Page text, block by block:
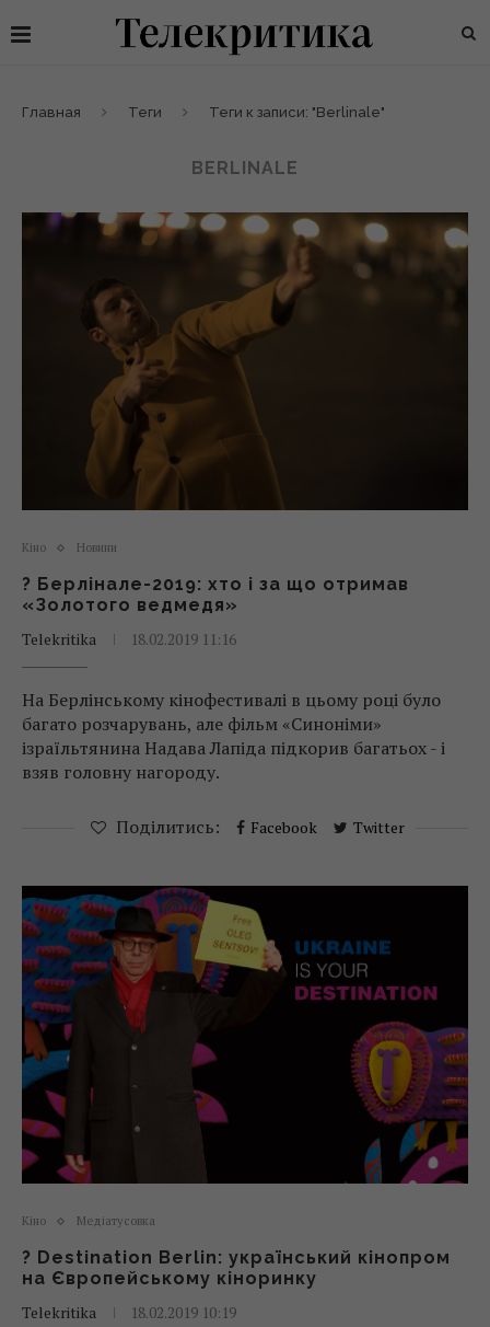
Главная Теги Теги к записи: "Berlinale"
BERLINALE
Кіно Новини
? Берлінале-2019: хто і за що отримав
«Золотого ведмедя»
Telekritika
18.02.2019 11:16
На Берлінському кінофестивалі в цьому році було
багато розчарувань, але фільм «Синоніми»
ізраїльтянина Надава Лапіда підкорив багатьох - і
взяв головну нагороду.
Поділитись: Facebook Twitter
Кіно Медіатусовка
? Destination Berlin: український кінопром
на Європейському кіноринку
Telekritika
18.02.2019 10:19